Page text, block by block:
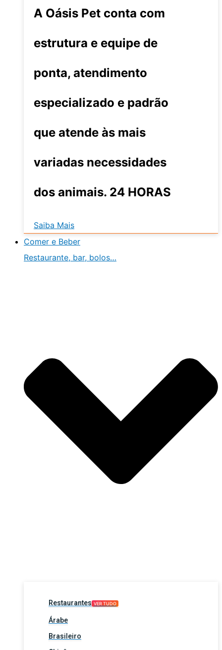
A Oásis Pet conta com
estrutura e equipe de
ponta, atendimento
especializado e padrão
que atende às mais
variadas necessidades
dos animais. 24 HORAS
Saiba Mais
Comer e Beber
Restaurante, bar, bolos…
Restaurantes VER TUDO
Árabe
Brasileiro